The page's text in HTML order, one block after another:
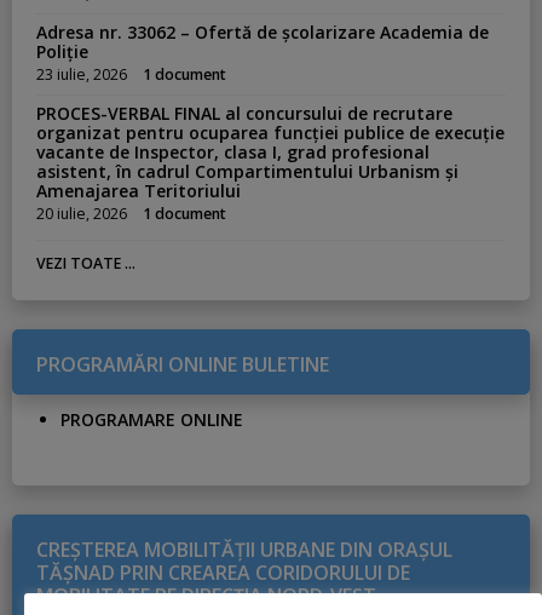
Adresa nr. 33062 – Ofertă de școlarizare Academia de
Poliție
23 iulie, 2026 1 document
PROCES-VERBAL FINAL al concursului de recrutare
organizat pentru ocuparea funcției publice de execuție
vacante de Inspector, clasa I, grad profesional
asistent, în cadrul Compartimentului Urbanism și
Amenajarea Teritoriului
20 iulie, 2026 1 document
VEZI TOATE ...
PROGRAMĂRI ONLINE BULETINE
PROGRAMARE ONLINE
CREŞTEREA MOBILITĂŢII URBANE DIN ORAŞUL
TĂŞNAD PRIN CREAREA CORIDORULUI DE
MOBILITATE PE DIRECŢIA NORD-VEST